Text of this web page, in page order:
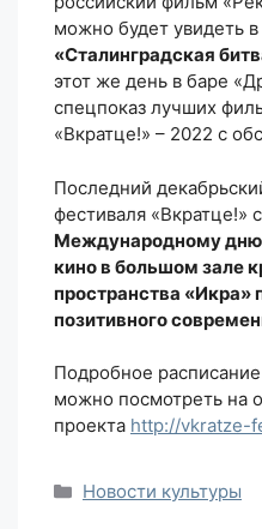
можно будет увидеть в
«Сталинградская
этот же день в баре
спецпоказ лучших
«Вкратце!» – 2022 с
Последний
фестиваля «Вкратце!»
Международному дню
кино в большом зале
пространства «Икра»
позитивного
Подробное
можно посмотреть на
проекта http://vkratze-
Рубрики
Новости культуры